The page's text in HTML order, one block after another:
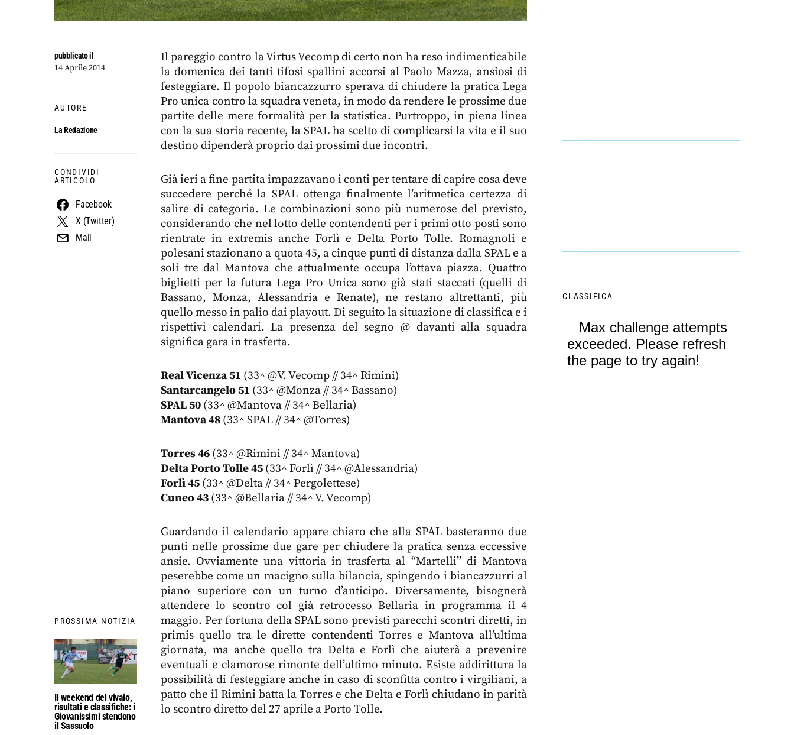
PROSSIMA NOTIZIA
Il weekend del vivaio,
risultati e classifiche: i
Giovanissimi stendono
il Sassuolo
pubblicato il
14 Aprile 2014
AUTORE
La Redazione
CONDIVIDI
ARTICOLO
Facebook
X (Twitter)
Mail
Il pareggio contro la Virtus Vecomp di certo non ha reso indimenticabile
la domenica dei tanti tifosi spallini accorsi al Paolo Mazza, ansiosi di
festeggiare. Il popolo biancazzurro sperava di chiudere la pratica Lega
Pro unica contro la squadra veneta, in modo da rendere le prossime due
partite delle mere formalità per la statistica. Purtroppo, in piena linea
con la sua storia recente, la SPAL ha scelto di complicarsi la vita e il suo
destino dipenderà proprio dai prossimi due incontri.
Già ieri a fine partita impazzavano i conti per tentare di capire cosa deve
succedere perché la SPAL ottenga finalmente l’aritmetica certezza di
salire di categoria. Le combinazioni sono più numerose del previsto,
considerando che nel lotto delle contendenti per i primi otto posti sono
rientrate in extremis anche Forlì e Delta Porto Tolle. Romagnoli e
polesani stazionano a quota 45, a cinque punti di distanza dalla SPAL e a
soli tre dal Mantova che attualmente occupa l’ottava piazza. Quattro
biglietti per la futura Lega Pro Unica sono già stati staccati (quelli di
Bassano, Monza, Alessandria e Renate), ne restano altrettanti, più
quello messo in palio dai playout. Di seguito la situazione di classifica e i
rispettivi calendari. La presenza del segno @ davanti alla squadra
significa gara in trasferta.
Real Vicenza 51 (33^ @V. Vecomp // 34^ Rimini)
Santarcangelo 51 (33^ @Monza // 34^ Bassano)
SPAL 50 (33^ @Mantova // 34^ Bellaria)
Mantova 48 (33^ SPAL // 34^ @Torres)
Torres 46 (33^ @Rimini // 34^ Mantova)
Delta Porto Tolle 45 (33^ Forlì // 34^ @Alessandria)
Forlì 45 (33^ @Delta // 34^ Pergolettese)
Cuneo 43 (33^ @Bellaria // 34^ V. Vecomp)
Guardando il calendario appare chiaro che alla SPAL basteranno due
punti nelle prossime due gare per chiudere la pratica senza eccessive
ansie. Ovviamente una vittoria in trasferta al “Martelli” di Mantova
peserebbe come un macigno sulla bilancia, spingendo i biancazzurri al
piano superiore con un turno d’anticipo. Diversamente, bisognerà
attendere lo scontro col già retrocesso Bellaria in programma il 4
maggio. Per fortuna della SPAL sono previsti parecchi scontri diretti, in
primis quello tra le dirette contendenti Torres e Mantova all’ultima
giornata, ma anche quello tra Delta e Forlì che aiuterà a prevenire
eventuali e clamorose rimonte dell’ultimo minuto. Esiste addirittura la
possibilità di festeggiare anche in caso di sconfitta contro i virgiliani, a
patto che il Rimini batta la Torres e che Delta e Forlì chiudano in parità
lo scontro diretto del 27 aprile a Porto Tolle.
CLASSIFICA